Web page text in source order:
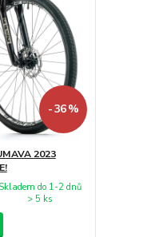
- 36 %
2023
Skladem do 1-2 dnů
> 5 ks